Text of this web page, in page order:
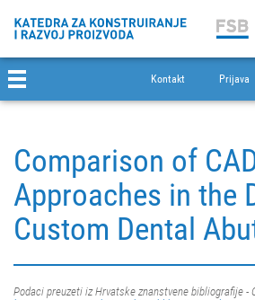
Kontakt Prijava
Comparison of
Approaches in the
Custom Dental
Podaci preuzeti iz Hrvatske znanstvene bibliografije -